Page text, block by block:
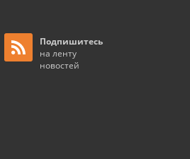
Подпишитесь
на ленту
новостей